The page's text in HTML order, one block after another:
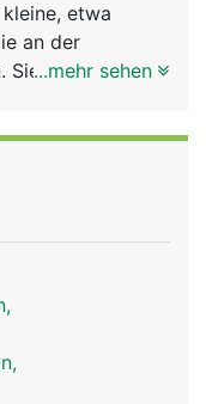
etwa
an der
Sie produzieren
ermöglicht
dem Vitamin D
Das
Lichteinfluss in
über die
Parathormon die
ins Blut.
...mehr sehen